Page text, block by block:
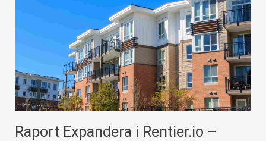
Raport Expandera i Rentier.io –